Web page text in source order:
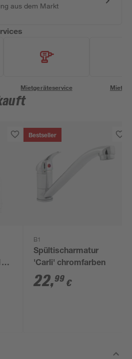
aus dem Markt
Mietgeräteservice
2'
Bestseller
B1
Spültischarmatur
'Carli' chromfarben
22,99 €